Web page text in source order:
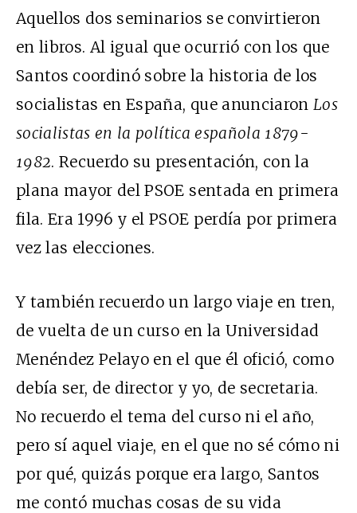
Aquellos dos seminarios se convirtieron
en libros. Al igual que ocurrió con los que
Santos coordinó sobre la historia de los
socialistas en España, que anunciaron Los
socialistas en la política española 1879-
1982. Recuerdo su presentación, con la
plana mayor del PSOE sentada en primera
fila. Era 1996 y el PSOE perdía por primera
vez las elecciones.
Y también recuerdo un largo viaje en tren,
de vuelta de un curso en la Universidad
Menéndez Pelayo en el que él ofició, como
debía ser, de director y yo, de secretaria.
No recuerdo el tema del curso ni el año,
pero sí aquel viaje, en el que no sé cómo ni
por qué, quizás porque era largo, Santos
me contó muchas cosas de su vida